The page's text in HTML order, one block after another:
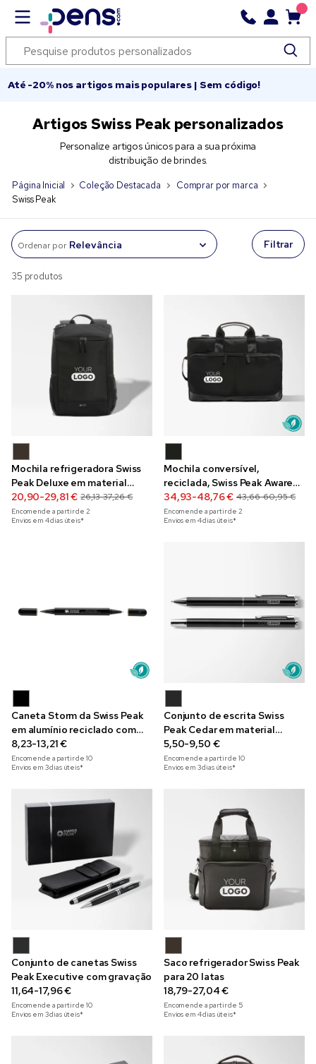
Até -20% nos artigos mais populares | Sem código!
Artigos Swiss Peak personalizados
Personalize artigos únicos para a sua próxima
distribuição de brindes.
Página Inicial Coleção Destacada
Comprar por marca
Swiss Peak
Ordenar por Filtrar
35 produtos
Mochila refrigeradora Swiss
Peak Deluxe em material
reciclado
20,90-29,81 € 26,13-37,26 €
Encomende a partir de 2
Envios em 4 dias úteis*
Mochila conversível,
reciclada, Swiss Peak Aware™
Executive, para portátil de
15.6"
34,93-48,76 € 43,66-60,95 €
Encomende a partir de 2
Envios em 4 dias úteis*
Caneta Storm da Swiss Peak
em alumínio reciclado com
ponta dupla
8,23-13,21 €
Encomende a partir de 10
Envios em 3 dias úteis*
Conjunto de escrita Swiss
Peak Cedar em material
reciclado com gravação
5,50-9,50 €
Encomende a partir de 10
Envios em 3 dias úteis*
Conjunto de canetas Swiss
Peak Executive com gravação
11,64-17,96 €
Encomende a partir de 10
Envios em 3 dias úteis*
Saco refrigerador Swiss Peak
para 20 latas
18,79-27,04 €
Encomende a partir de 5
Envios em 4 dias úteis*